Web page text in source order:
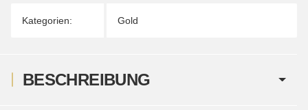
Kategorien: Gold
BESCHREIBUNG